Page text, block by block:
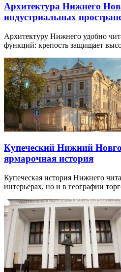
Архитектура Нижнего
индустриальных
Архитектуру Нижнего удобно
функций: крепость защищает
Купеческий Нижний
ярмарочная история
Купеческая история Нижнего
интерьерах, но и в географии